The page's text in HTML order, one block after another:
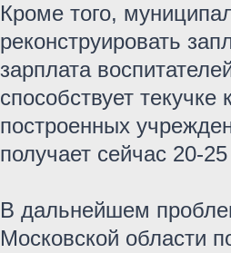
Кроме того,
реконструировать
зарплата
способствует
построенных
получает сейчас 20-
В дальнейшем
Московской области